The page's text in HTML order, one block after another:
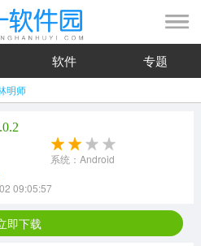
软件 专题
明师
系统：Android
09:05:57
即下载